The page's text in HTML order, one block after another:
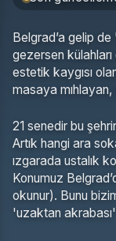
Belgrad’a gelip
gezersen
estetik kaygısı
masaya mıhlayan,
21 senedir bu
Artık hangi ara
ızgarada ustalık
Konumuz
okunur). Bunu
'uzaktan